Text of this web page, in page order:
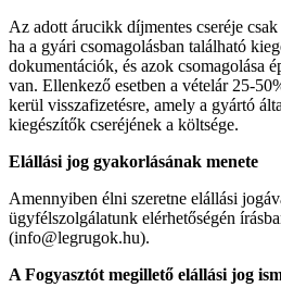
Az adott árucikk díjmentes cseréje csak
ha a gyári csomagolásban található
dokumentációk, és azok csomagolása
van. Ellenkező esetben a vételár 25-
kerül visszafizetésre, amely a gyártó
kiegészítők cseréjének a költsége.
Elállási jog gyakorlásának menete
Amennyiben élni szeretne elállási
ügyfélszolgálatunk elérhetőségén
(info@legrugok.hu).
A Fogyasztót megillető elállási jog